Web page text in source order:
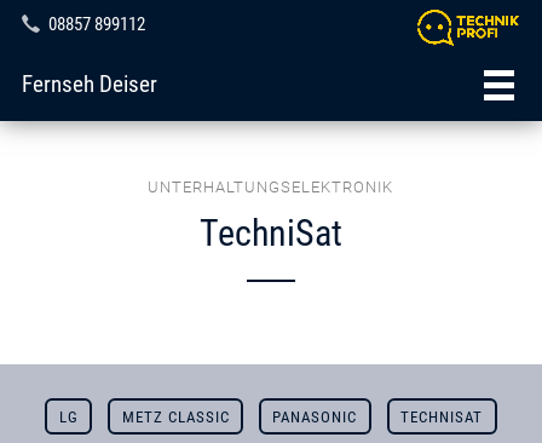
08857 899112
Fernseh Deiser
UNTERHALTUNGSELEKTRONIK
TechniSat
LG METZ CLASSIC PANASONIC TECHNISAT